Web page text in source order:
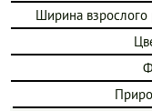
Ширина взрослого